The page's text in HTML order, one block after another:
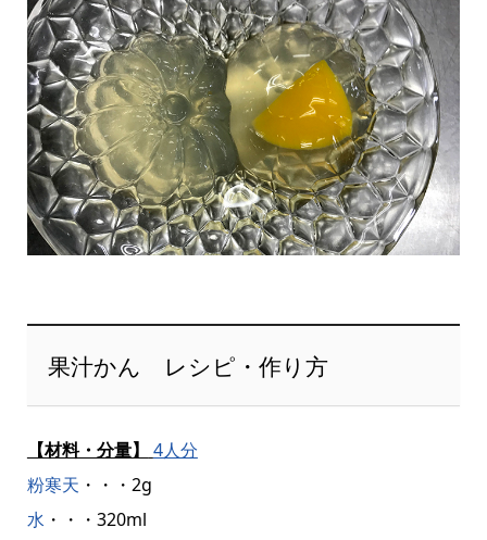
果汁かん レシピ・作り方
【材料・分量】
4人分
粉寒天 ・・・2g
水 ・・・320ml